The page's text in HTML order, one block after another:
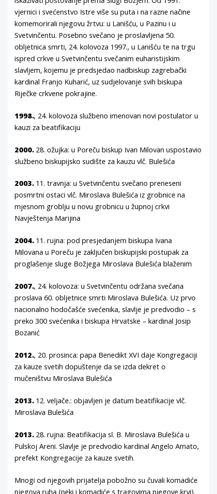
vjernici i svećenstvo Istre više su puta i na razne načine
komemorirali njegovu žrtvu: u Lanišću, u Pazinu i u
Svetvinčentu. Posebno svečano je proslavljena 50.
obljetnica smrti, 24. kolovoza 1997., u Lanišću te na trgu
ispred crkve u Svetvinčentu svečanim euharistijskim
slavljem, kojemu je predsjedao nadbiskup zagrebački
kardinal Franjo Kuharić, uz sudjelovanje svih biskupa
Riječke crkvene pokrajine.
1998., 24. kolovoza službeno imenovan novi postulator u
kauzi za beatifikaciju
2000. 28. ožujka: u Poreču biskup Ivan Milovan uspostavio
službeno biskupijsko sudište za kauzu vlč. Bulešića
2003. 11. travnja: u Svetvinčentu svečano preneseni
posmrtni ostaci vlč. Miroslava Bulešića iz grobnice na
mjesnom groblju u novu grobnicu u župnoj crkvi
Navještenja Marijina
2004. 11. rujna: pod presjedanjem biskupa Ivana
Milovana u Poreču je zaključen biskupijski postupak za
proglašenje sluge Božjega Miroslava Bulešića blaženim
2007., 24. kolovoza: u Svetvinčentu održana svečana
proslava 60. obljetnice smrti Miroslava Bulešića. Uz prvo
nacionalno hodočašće svećenika, slavlje je predvodio – s
preko 300 svećenika i biskupa Hrvatske – kardinal Josip
Bozanić
2012., 20. prosinca: papa Benedikt XVI daje Kongregaciji
za kauze svetih dopuštenje da se izda dekret o
mučeništvu Miroslava Bulešića
2013. 12. veljače.: objavljen je datum beatifikacije vlč.
Miroslava Bulešića
2013. 28. rujna: Beatifikacija sl. B. Miroslava Bulešića u
Pulskoj Areni. Slavlje je predvodio kardinal Angelo Amato,
prefekt Kongregacije za kauze svetih.
Mnogi od njegovih prijatelja pobožno su čuvali komadiće
njegova ruha (neki i komadiće s tragovima njegove krvi).